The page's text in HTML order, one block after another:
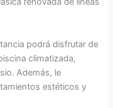
podrá disfrutar de
climatizada,
Además, le
estéticos y